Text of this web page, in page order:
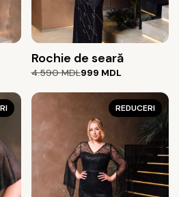
Rochie de seară
4.590MDL
Prețul
a
4.590 MDL.
999 MDL
Prețul
este:
REDUCERI